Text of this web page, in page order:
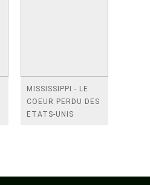
MISSISSIPPI - LE
COEUR PERDU DES
ETATS-UNIS